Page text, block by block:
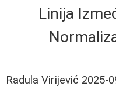
Linija
Radula Virijević 2025-